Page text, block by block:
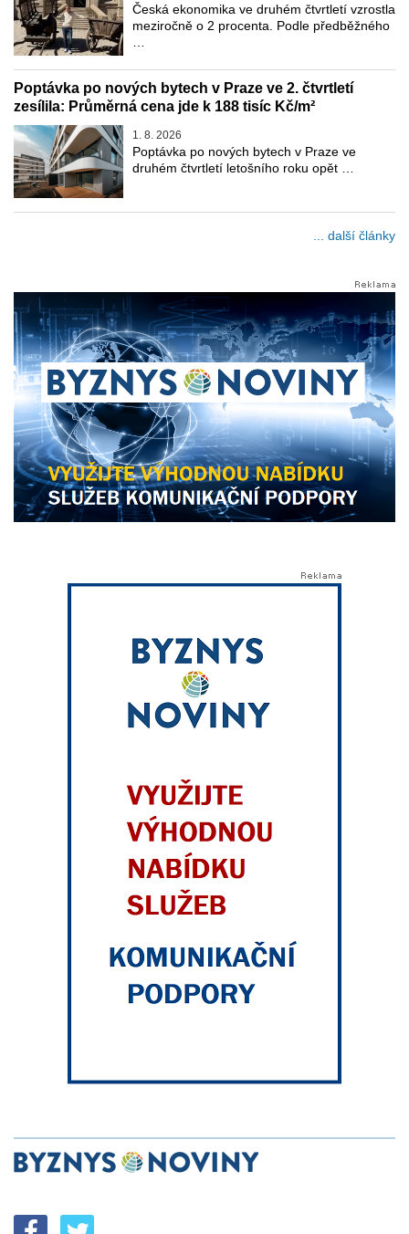
Česká ekonomika ve druhém čtvrtletí vzrostla
meziročně o 2 procenta. Podle předběžného
Poptávka po nových bytech v Praze ve 2. čtvrtletí
zesílila: Průměrná cena jde k 188 tisíc Kč/m²
1. 8. 2026
Poptávka po nových bytech v Praze ve
druhém čtvrtletí letošního roku opět …
... další články